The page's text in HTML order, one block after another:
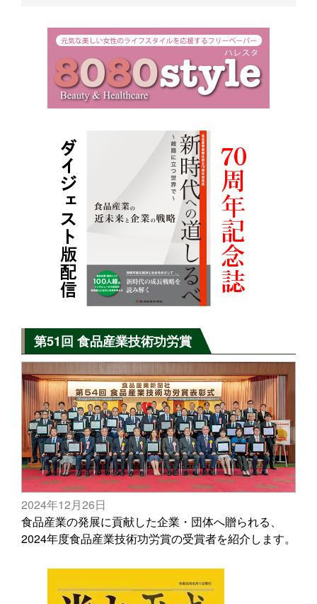
第51回 食品産業技術功労賞
2024年12月26日
食品産業の発展に貢献した企業・団体へ贈られる、
2024年度食品産業技術功労賞の受賞者を紹介します。